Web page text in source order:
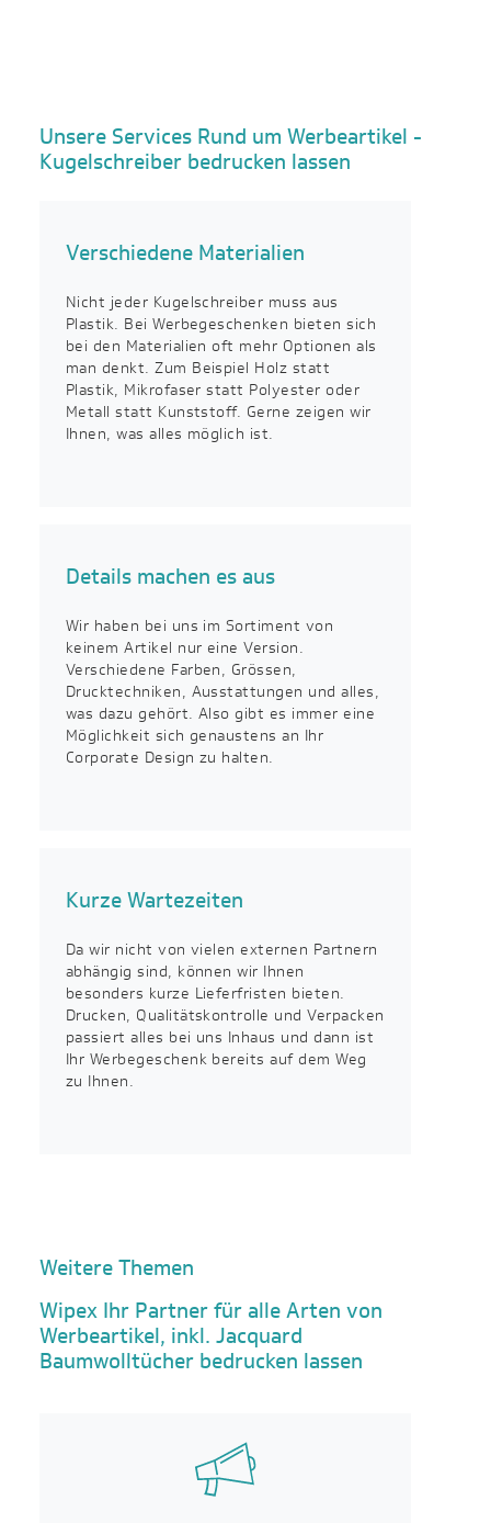
Unsere Services Rund um Werbeartikel -
Kugelschreiber bedrucken lassen
Verschiedene Materialien
Nicht jeder Kugelschreiber muss aus
Plastik. Bei Werbegeschenken bieten sich
bei den Materialien oft mehr Optionen als
man denkt. Zum Beispiel Holz statt
Plastik, Mikrofaser statt Polyester oder
Metall statt Kunststoff. Gerne zeigen wir
Ihnen, was alles möglich ist.
Details machen es aus
Wir haben bei uns im Sortiment von
keinem Artikel nur eine Version.
Verschiedene Farben, Grössen,
Drucktechniken, Ausstattungen und alles,
was dazu gehört. Also gibt es immer eine
Möglichkeit sich genaustens an Ihr
Corporate Design zu halten.
Kurze Wartezeiten
Da wir nicht von vielen externen Partnern
abhängig sind, können wir Ihnen
besonders kurze Lieferfristen bieten.
Drucken, Qualitätskontrolle und Verpacken
passiert alles bei uns Inhaus und dann ist
Ihr Werbegeschenk bereits auf dem Weg
zu Ihnen.
Weitere Themen
Wipex Ihr Partner für alle Arten von
Werbeartikel, inkl. Jacquard
Baumwolltücher bedrucken lassen